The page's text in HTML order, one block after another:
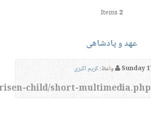
2
عهد و پادشاهی
واعظ:کریم اکبری
child/short-multimedia.php